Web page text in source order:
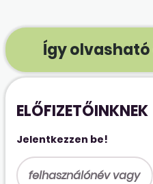
Így
ELŐFIZETŐINKNEK
Jelentkezzen be!